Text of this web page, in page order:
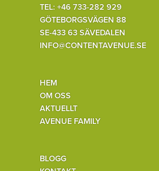
TEL: +46 733-282 929
GÖTEBORGSVÄGEN 88
SE-433 63 SÄVEDALEN
INFO@CONTENTAVENUE.SE
HEM
OM OSS
AKTUELLT
AVENUE FAMILY
BLOGG